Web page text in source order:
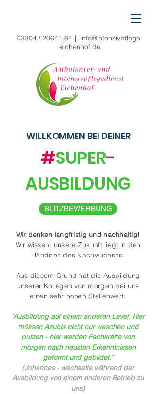
03304 /20641-84 |
info@intensivpflege-
eichenhof.de
WILLKOMMEN BEI DEINER
#SUPER-
AUSBILDUNG
BLITZBEWERBUNG
Wir denken langfristig und nachhaltig!
Wir wissen: unsere Zukunft liegt in den
Händnen des Nachwuchses.
Aus diesem Grund hat die Ausbildung
unserer Kollegen von morgen bei uns
einen sehr hohen Stellenwert.
"Ausbildung auf einem anderen Level. Hier
müssen Azubis nicht nur waschen und
putzen - hier werden Fachkräfte von
morgen nach neusten Erkenntnissen
geformt und gebildet."
(Johannes - wechselte während der
Ausbildung von einem anderen Betrieb zu
uns)